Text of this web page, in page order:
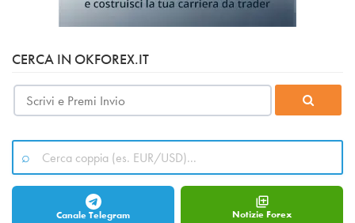
CERCA IN OKFOREX.IT
Canale Telegram Notizie Forex